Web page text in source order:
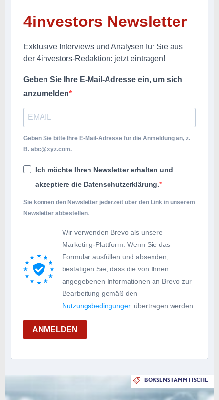
4investors Newsletter
Exklusive Interviews und Analysen für Sie aus
der 4investors-Redaktion: jetzt eintragen!
Geben Sie Ihre E-Mail-Adresse ein, um sich
anzumelden
Geben Sie bitte Ihre E-Mail-Adresse für die Anmeldung an, z.
B. abc@xyz.com.
Ich möchte Ihren Newsletter erhalten und
akzeptiere die Datenschutzerklärung.
Sie können den Newsletter jederzeit über den Link in unserem
Newsletter abbestellen.
Wir verwenden Brevo als unsere
Marketing-Plattform. Wenn Sie das
Formular ausfüllen und absenden,
bestätigen Sie, dass die von Ihnen
angegebenen Informationen an Brevo zur
Bearbeitung gemäß den
Nutzungsbedingungen übertragen werden
ANMELDEN
BÖRSENSTAMMTISCHE